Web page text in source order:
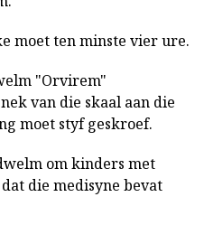
moet ten minste vier ure.
"Orvirem"
van die skaal aan die
moet styf geskroef.
om kinders met
die medisyne bevat